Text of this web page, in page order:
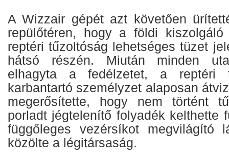
A Wizzair gépét azt követően
repülőtéren, hogy a földi
reptéri tűzoltóság lehetséges tüzet
hátsó részén. Miután minden
elhagyta a fedélzetet, a reptéri
karbantartó személyzet alaposan
megerősítette, hogy nem történt
porladt jégtelenítő folyadék kelthette
függőleges vezérsíkot megvilágító
közölte a légitársaság.